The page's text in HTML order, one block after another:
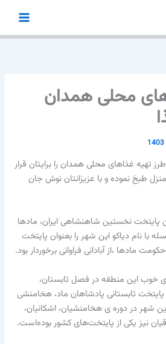
محلی همدان
تهیه غذاهای محلی همدان را برایتان قرار
منزل طبخ نموده و با عزیزانتان نوش جان
پایتخت نخستین شاهنشاهی ایران، مادها
با نام دیاکو این شهر را بعنوان پایتخت
خوب این منطقه در فصل تابستان،
تابستانی پادشاهان ماد، هخامنشی
شهر در دوره ی هخامنشیان، اشکانیان،
نیز یکی از پایتخت‌های کشور بوده‌است.